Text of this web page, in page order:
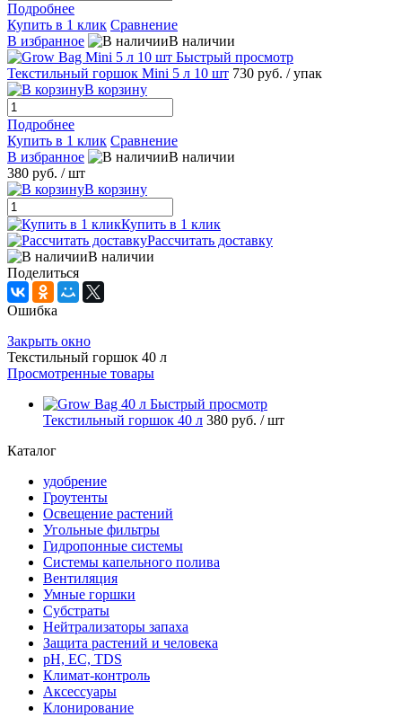
Подробнее
Купить в 1 клик Сравнение
В избранное
В наличии
Быстрый просмотр
Текстильный горшок Mini 5 л 10 шт 730 руб. / упак
В корзину
Подробнее
Купить в 1 клик Сравнение
В избранное
В наличии
380 руб. / шт
В корзину
Купить в 1 клик
Рассчитать доставку
В наличии
Поделиться
Ошибка
Закрыть окно
Текстильный горшок 40 л
Просмотренные товары
Быстрый просмотр
Текстильный горшок 40 л 380 руб. / шт
Каталог
удобрение
Гроутенты
Освещение растений
Угольные фильтры
Гидропонные системы
Системы капельного полива
Вентиляция
Умные горшки
Субстраты
Нейтрализаторы запаха
Защита растений и человека
pH, EC, TDS
Климат-контроль
Аксессуары
Клонирование